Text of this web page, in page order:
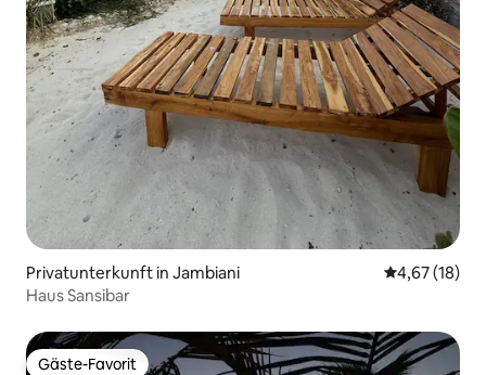
Privatunterkunft in Jambiani
4,67 (18)
Haus Sansibar
Gäste-Favorit